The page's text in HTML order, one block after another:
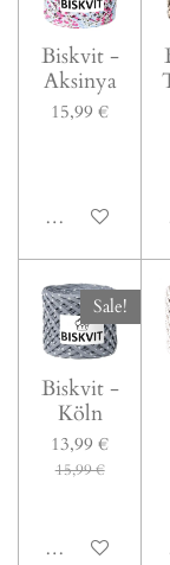
Biskvit -
Aksinya
15,99 €
Bei
Sale!
Biskvit -
Köln
13,99 €
15,99 €
In den